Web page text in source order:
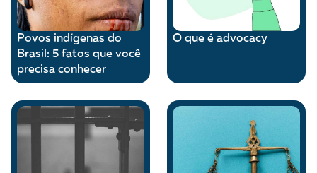
Povos indígenas do
Brasil: 5 fatos que você
precisa conhecer
O que é advocacy